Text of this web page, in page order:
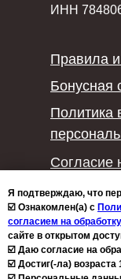
Я подтверждаю, что
☑️ Ознакомлен(а) с
согласием на
сайте в открытом
☑️ Даю согласие на
☑️ Достиг(-ла)
Политика
Политика
Политика
cookie
Согласие
Правила
Бонусная
ИНН